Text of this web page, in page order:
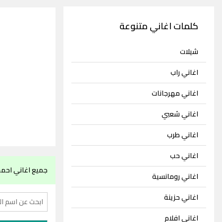
كلمات اغاني متنوعة
شيلات
اغاني راب
اغاني مهرجانات
اغاني شعبي
اغاني طرب
اغاني حب
اغاني رومانسية
اغاني حزينة
اغاني افلام
جميع اغاني